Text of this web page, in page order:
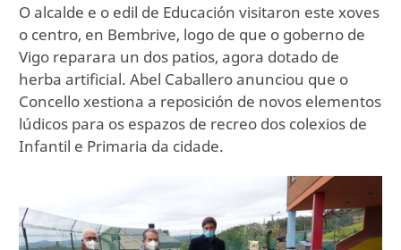
O alcalde e o edil de Educación visitaron este xoves
o centro, en Bembrive, logo de que o goberno de
Vigo reparara un dos patios, agora dotado de
herba artificial. Abel Caballero anunciou que o
Concello xestiona a reposición de novos elementos
lúdicos para os espazos de recreo dos colexios de
Infantil e Primaria da cidade.